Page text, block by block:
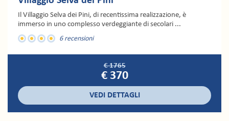
Il Villaggio Selva dei Pini, di recentissima realizzazione, è
immerso in uno complesso verdeggiante di secolari ...
6 recensioni
€ 1765
€ 370
VEDI DETTAGLI